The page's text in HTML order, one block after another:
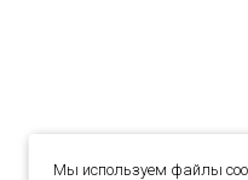
Мы используем файлы